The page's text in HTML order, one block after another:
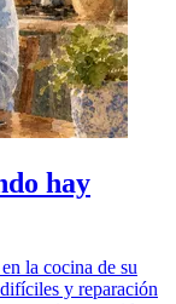
hay
la cocina de su
y reparación